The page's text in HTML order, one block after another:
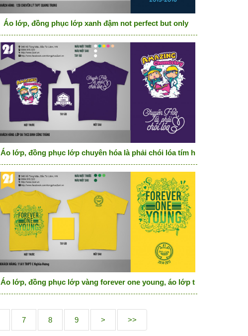
Áo lớp, đồng phục lớp xanh đậm not perfect but only
Áo lớp, đồng phục lớp chuyên hóa là phải chói lóa tím huế
Áo lớp, đồng phục lớp vàng forever one young, áo lớp tuổi mèo
7 8 9 > >>